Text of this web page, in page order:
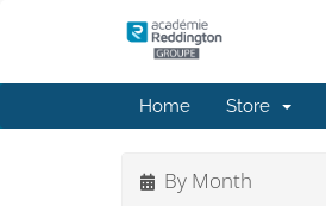
Home Store
By Month